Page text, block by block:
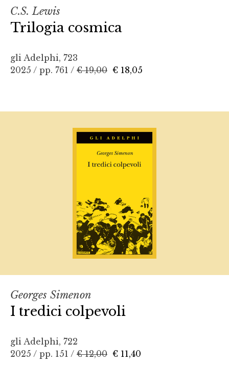
C.S. Lewis
Trilogia cosmica
gli Adelphi, 723
2025 / pp. 761 / € 19,00 € 18,05
Georges Simenon
I tredici colpevoli
gli Adelphi, 722
2025 / pp. 151 / € 12,00 € 11,40